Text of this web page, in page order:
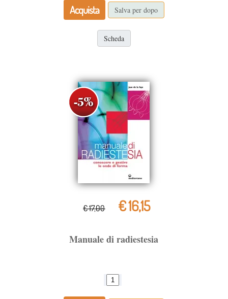
Acquista Salva per dopo
Scheda
€ 17,00 € 16,15
Manuale di radiestesia